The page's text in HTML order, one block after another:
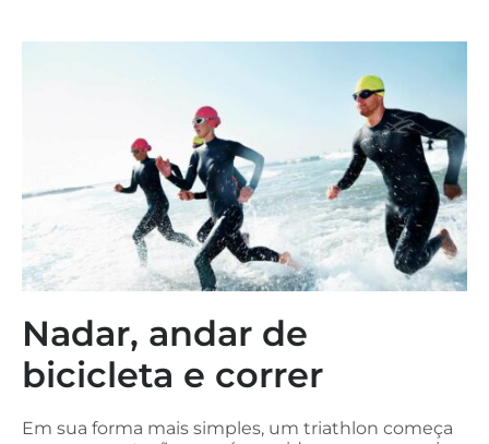
Nadar, andar de
bicicleta e correr
Em sua forma mais simples, um triathlon começa